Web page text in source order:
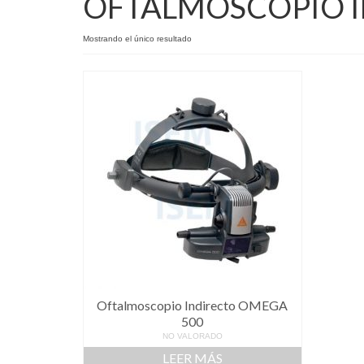
Mostrando el único resultado
Oftalmoscopio Indirecto OMEGA
500
NO VALORADO
LEER MÁS